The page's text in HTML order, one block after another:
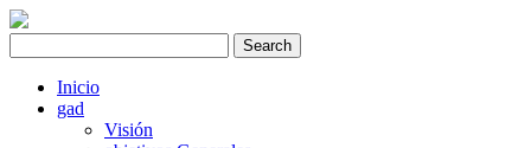
Inicio
gad
Visión